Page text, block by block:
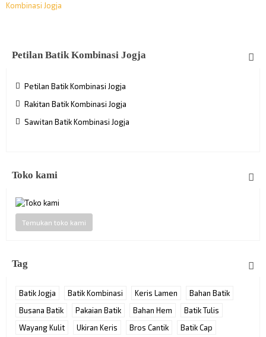
Kombinasi Jogja
Petilan Batik Kombinasi Jogja
Petilan Batik Kombinasi Jogja
Rakitan Batik Kombinasi Jogja
Sawitan Batik Kombinasi Jogja
Toko kami
Temukan toko kami
Tag
Batik Jogja Batik Kombinasi Keris Lamen
Bahan Batik
Busana Batik
Pakaian Batik Bahan Hem
Batik Tulis
Wayang Kulit
Ukiran Keris Bros Cantik
Batik Cap